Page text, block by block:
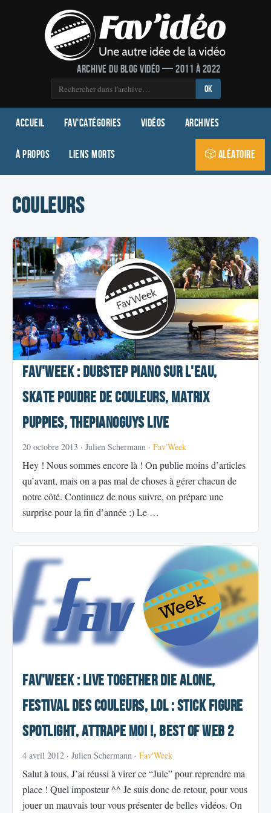
Archive du blog vidéo — 2011 à 2022
OK
Accueil Fav'Catégories Vidéos Archives
À propos Liens morts 🎲 Aléatoire
couleurs
Fav'Week : Dubstep Piano sur l'eau,
Skate Poudre de couleurs, Matrix
Puppies, ThePianoGuys Live
20 octobre 2013 · Julien Schermann · Fav'Week
Hey ! Nous sommes encore là ! On publie moins d’articles
qu’avant, mais on a pas mal de choses à gérer chacun de
notre côté. Continuez de nous suivre, on prépare une
surprise pour la fin d’année ;) Le …
Fav'Week : Live Together Die Alone,
Festival des couleurs, LoL : Stick Figure
Spotlight, Attrape moi !, Best of web 2
4 avril 2012 · Julien Schermann · Fav'Week
Salut à tous, J’ai réussi à virer ce “Jule” pour reprendre ma
place ! Quel imposteur ^^ Je suis donc de retour, pour vous
jouer un mauvais tour vous présenter de belles vidéos. On